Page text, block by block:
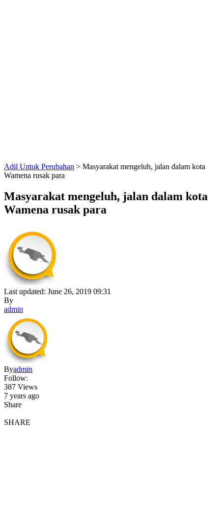
Adil Untuk Perubahan > Masyarakat mengeluh, jalan dalam kota
Wamena rusak para
Masyarakat mengeluh, jalan dalam kota
Wamena rusak para
Last updated: June 26, 2019 09:31
By
admin
Byadmin
Follow:
387 Views
7 years ago
Share
SHARE